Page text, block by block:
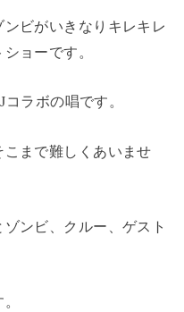
ビがいきなりキレキレ
ョーです。
ラボの唱です。
まで難しくあいませ
ンビ、クルー、ゲスト